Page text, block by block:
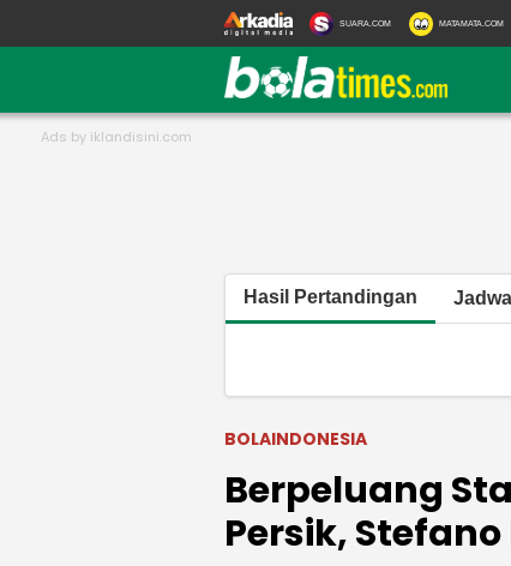
SUARA.COM MATAMATA.COM
Hasil Pertandingan
BOLAINDONESIA
Berpeluang
Persik,